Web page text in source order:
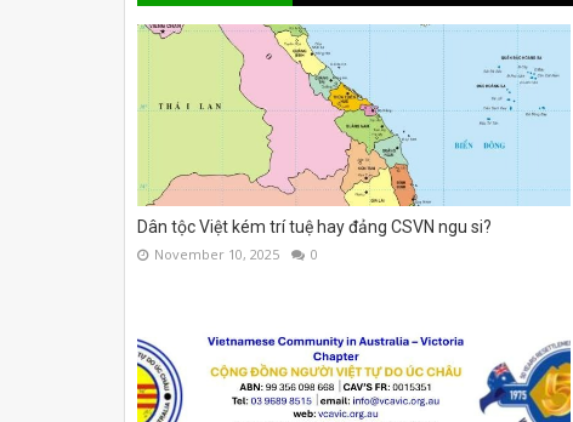
Dân tộc Việt kém trí tuệ hay đảng CSVN ngu si?
November 10, 2025 0